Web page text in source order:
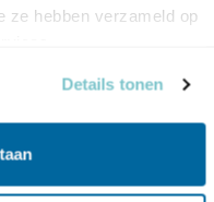
ze hebben verzameld op
Details tonen